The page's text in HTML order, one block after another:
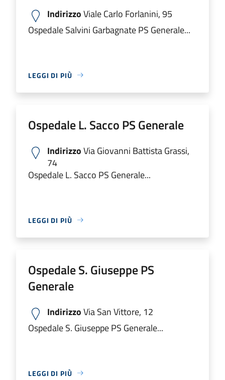
IndirizzoViale Carlo Forlanini, 95
Ospedale Salvini Garbagnate PS Generale...
LEGGI DI PIÙ
Ospedale L. Sacco PS Generale
IndirizzoVia Giovanni Battista Grassi,
74
Ospedale L. Sacco PS Generale...
LEGGI DI PIÙ
Ospedale S. Giuseppe PS
Generale
IndirizzoVia San Vittore, 12
Ospedale S. Giuseppe PS Generale...
LEGGI DI PIÙ